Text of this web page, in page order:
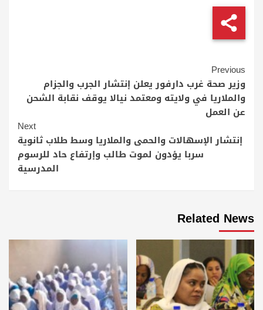
Continue
Reading
Previous
وزير صحة غرب دارفور يعلن إنتشار الجرب والجزام
والملاريا في ولايته ومعتمد نيالا يوقف نقابة الشحن
عن العمل
Next
إنتشار الإسهالات والحمى والملاريا وسط طلاب ثانوية
سربا يؤدون لموت طالب وإرتفاع حاد للرسوم
المدرسية
Related News